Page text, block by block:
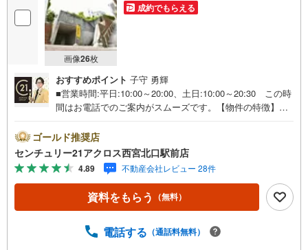
画像26枚
成約でもらえる
おすすめポイント 子守 勇輝
■営業時間:平日:10:00～20:00、土日:10:00～20:30 この時
間はお電話でのご案内がスムーズです。【物件の特徴】・
＝＝＝＝＝センチュリー21アクロスグループの3つの特徴＝
＝＝＝＝＝■センチュリー21グループで22年連続No.1（199
7年～2018年兵庫地区仲介実績） 西宮・尼崎・伊丹・宝
塚にて7店舗展開中。阪神間での購入や売却は当店にお任せ
下さい■お客様駐車場、キッズスペースがございます。 7
店舗すべて駅前にございますが、お車でのお越しも大歓迎
数ございます。 地域密着の当店では2000万円台の新築戸
ゴールド推奨店
センチュリー21アクロス西宮北口駅前店
4.89 不動産会社レビュー 28件
資料をもらう （無料）
電話する （通話料無料）